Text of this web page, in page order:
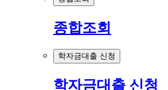
종합조회
학자금대출 신청
학자금대출 신청